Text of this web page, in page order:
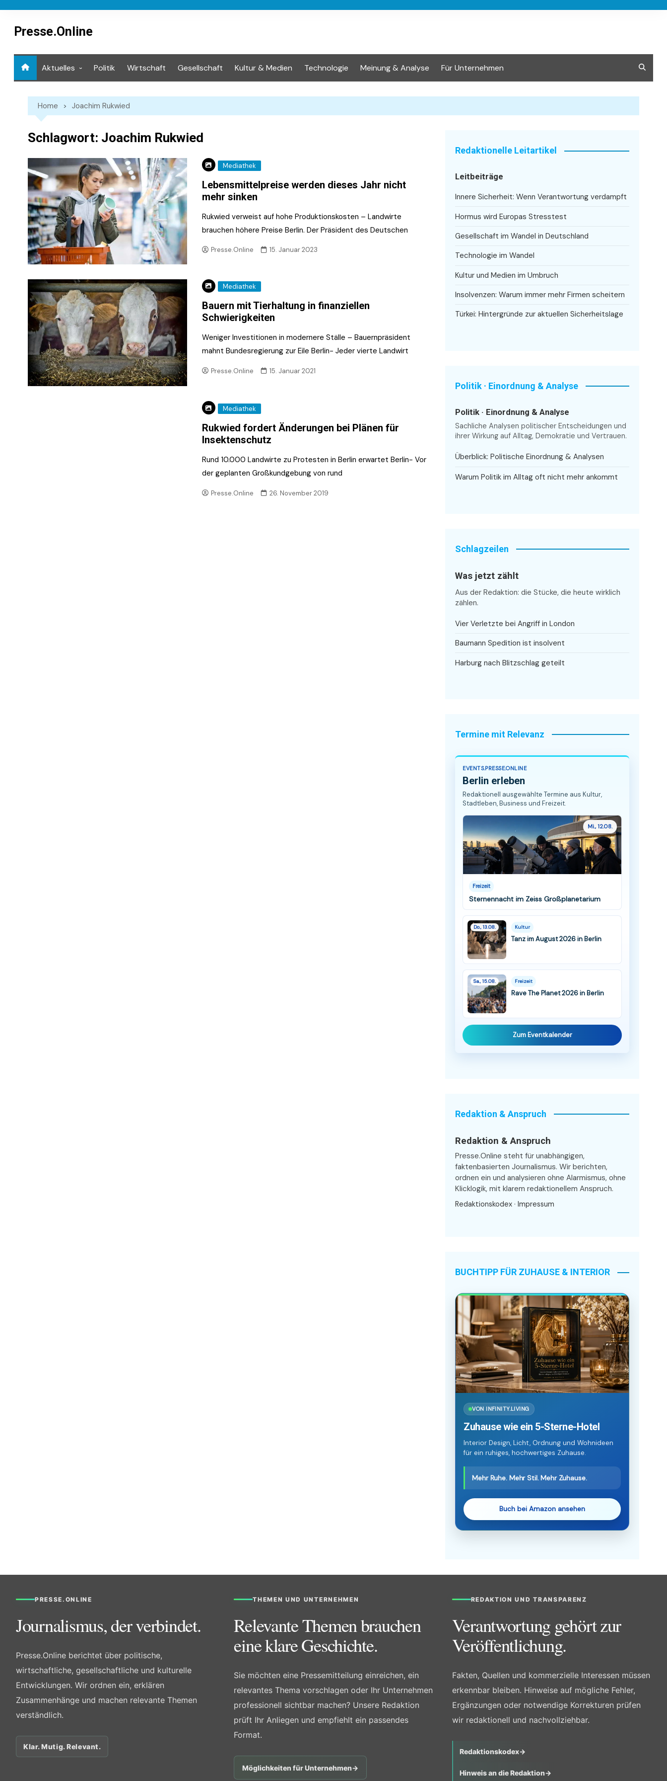
contentPresse.Online
Aktuelles Politik Wirtschaft Gesellschaft Kultur & Medien Technologie Meinung & Analyse Für Unternehmen
Home Joachim Rukwied
Schlagwort: Joachim Rukwied
Mediathek
Lebensmittelpreise werden dieses Jahr nicht
mehr sinken
Rukwied verweist auf hohe Produktionskosten – Landwirte
brauchen höhere Preise Berlin. Der Präsident des Deutschen
Presse.Online 15. Januar 2023
Mediathek
Bauern mit Tierhaltung in finanziellen
Schwierigkeiten
Weniger Investitionen in modernere Ställe – Bauernpräsident
mahnt Bundesregierung zur Eile Berlin- Jeder vierte Landwirt
Presse.Online 15. Januar 2021
Mediathek
Rukwied fordert Änderungen bei Plänen für
Insektenschutz
Rund 10.000 Landwirte zu Protesten in Berlin erwartet Berlin- Vor
der geplanten Großkundgebung von rund
Presse.Online 26. November 2019
Redaktionelle Leitartikel
Leitbeiträge
Innere Sicherheit: Wenn Verantwortung verdampft
Hormus wird Europas Stresstest
Gesellschaft im Wandel in Deutschland
Technologie im Wandel
Kultur und Medien im Umbruch
Insolvenzen: Warum immer mehr Firmen scheitern
Türkei: Hintergründe zur aktuellen Sicherheitslage
Politik · Einordnung & Analyse
Politik · Einordnung & Analyse
Sachliche Analysen politischer Entscheidungen und
ihrer Wirkung auf Alltag, Demokratie und Vertrauen.
Überblick: Politische Einordnung & Analysen
Warum Politik im Alltag oft nicht mehr ankommt
Schlagzeilen
Was jetzt zählt
Aus der Redaktion: die Stücke, die heute wirklich
zählen.
Vier Verletzte bei Angriff in London
Baumann Spedition ist insolvent
Harburg nach Blitzschlag geteilt
Termine mit Relevanz
EVENTS.PRESSE.ONLINE
Berlin erleben
Redaktionell ausgewählte Termine aus Kultur,
Stadtleben, Business und Freizeit.
Mi., 12.08.
Freizeit
Sternennacht im Zeiss Großplanetarium
Do., 13.08. Kultur
Tanz im August 2026 in Berlin
Sa., 15.08. Freizeit
Rave The Planet 2026 in Berlin
Zum Eventkalender
Redaktion & Anspruch
Redaktion & Anspruch
Presse.Online steht für unabhängigen,
faktenbasierten Journalismus. Wir berichten,
ordnen ein und analysieren ohne Alarmismus, ohne
Klicklogik, mit klarem redaktionellem Anspruch.
Redaktionskodex · Impressum
BUCHTIPP FÜR ZUHAUSE & INTERIOR
VON INFINITY.LIVING
Zuhause wie ein 5-Sterne-Hotel
Interior Design, Licht, Ordnung und Wohnideen
für ein ruhiges, hochwertiges Zuhause.
Mehr Ruhe. Mehr Stil. Mehr Zuhause.
Buch bei Amazon ansehen
PRESSE.ONLINE
Journalismus, der verbindet.
Presse.Online berichtet über politische,
wirtschaftliche, gesellschaftliche und kulturelle
Entwicklungen. Wir ordnen ein, erklären
Zusammenhänge und machen relevante Themen
verständlich.
Klar. Mutig. Relevant.
THEMEN UND UNTERNEHMEN
Relevante Themen brauchen
eine klare Geschichte.
Sie möchten eine Pressemitteilung einreichen, ein
relevantes Thema vorschlagen oder Ihr Unternehmen
professionell sichtbar machen? Unsere Redaktion
prüft Ihr Anliegen und empfiehlt ein passendes
Format.
Möglichkeiten für Unternehmen→
REDAKTION UND TRANSPARENZ
Verantwortung gehört zur
Veröffentlichung.
Fakten, Quellen und kommerzielle Interessen müssen
erkennbar bleiben. Hinweise auf mögliche Fehler,
Ergänzungen oder notwendige Korrekturen prüfen
wir redaktionell und nachvollziehbar.
Redaktionskodex→
Hinweis an die Redaktion→